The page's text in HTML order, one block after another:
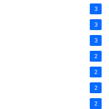
3
3
3
2
2
2
2